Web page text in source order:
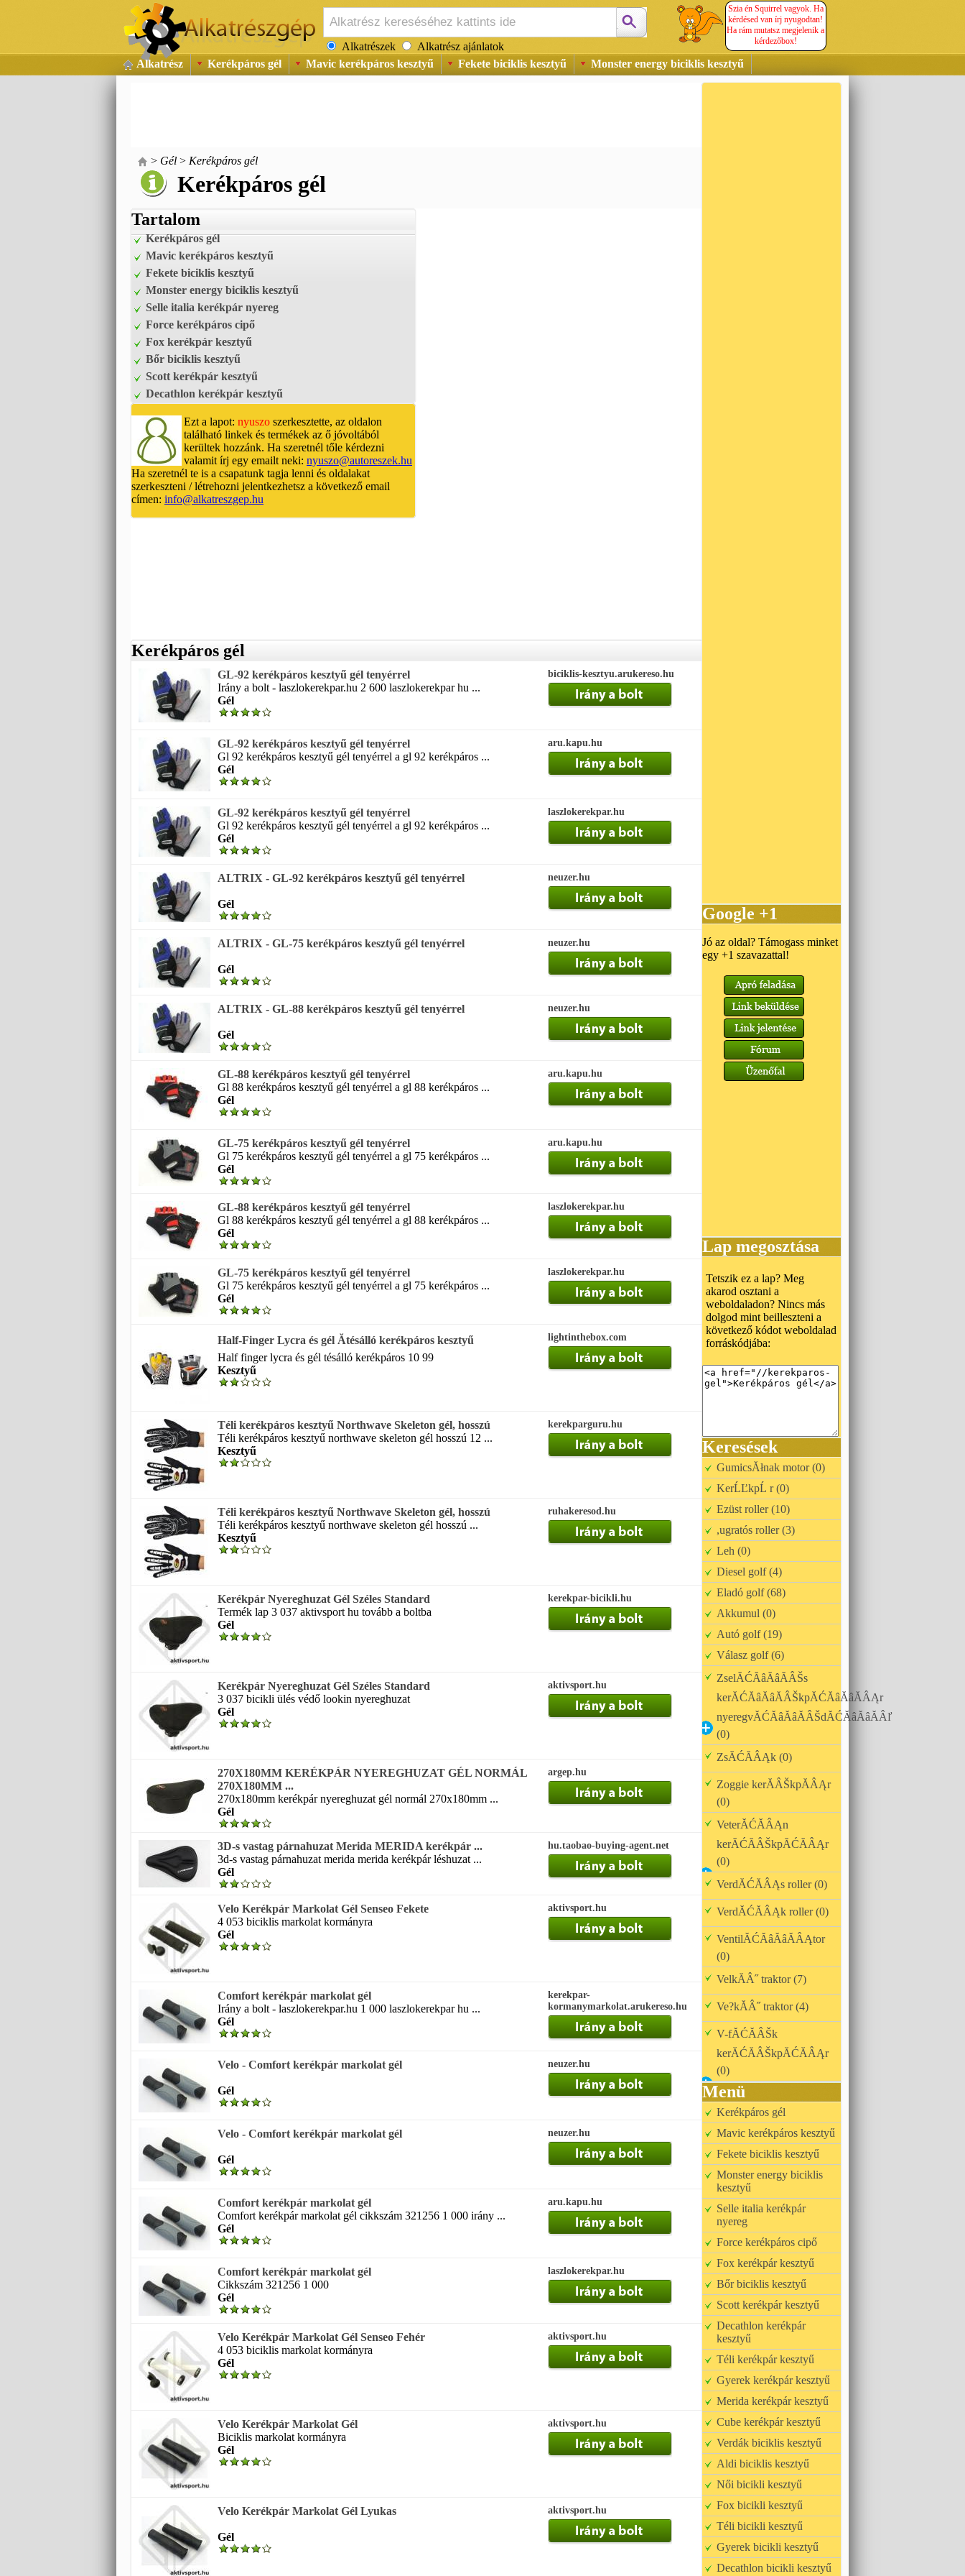
Alkatrészek Alkatrész ajánlatok
Szia én Squirrel vagyok. Ha
kérdésed van írj nyugodtan!
Ha rám mutatsz megjelenik a
kérdezőbox!
Alkatrész Kerékpáros gél Mavic kerékpáros kesztyű Fekete biciklis kesztyű Monster energy biciklis kesztyű
> Gél > Kerékpáros gél
Kerékpáros gél
Tartalom
Kerékpáros gél
Mavic kerékpáros kesztyű
Fekete biciklis kesztyű
Monster energy biciklis kesztyű
Selle italia kerékpár nyereg
Force kerékpáros cipő
Fox kerékpár kesztyű
Bőr biciklis kesztyű
Scott kerékpár kesztyű
Decathlon kerékpár kesztyű
Ezt a lapot: nyuszo szerkesztette, az oldalon
található linkek és termékek az ő jóvoltából
kerültek hozzánk. Ha szeretnél tőle kérdezni
valamit írj egy emailt neki: nyuszo@autoreszek.hu
Ha szeretnél te is a csapatunk tagja lenni és oldalakat
szerkeszteni / létrehozni jelentkezhetsz a következő email
címen: info@alkatreszgep.hu
Kerékpáros gél
GL-92 kerékpáros kesztyű gél tenyérrel
Irány a bolt - laszlokerekpar.hu 2 600 laszlokerekpar hu ...
Gél
biciklis-kesztyu.arukereso.hu
GL-92 kerékpáros kesztyű gél tenyérrel
Gl 92 kerékpáros kesztyű gél tenyérrel a gl 92 kerékpáros ...
Gél
aru.kapu.hu
GL-92 kerékpáros kesztyű gél tenyérrel
Gl 92 kerékpáros kesztyű gél tenyérrel a gl 92 kerékpáros ...
Gél
laszlokerekpar.hu
ALTRIX - GL-92 kerékpáros kesztyű gél tenyérrel
Gél
neuzer.hu
ALTRIX - GL-75 kerékpáros kesztyű gél tenyérrel
Gél
neuzer.hu
ALTRIX - GL-88 kerékpáros kesztyű gél tenyérrel
Gél
neuzer.hu
GL-88 kerékpáros kesztyű gél tenyérrel
Gl 88 kerékpáros kesztyű gél tenyérrel a gl 88 kerékpáros ...
Gél
aru.kapu.hu
GL-75 kerékpáros kesztyű gél tenyérrel
Gl 75 kerékpáros kesztyű gél tenyérrel a gl 75 kerékpáros ...
Gél
aru.kapu.hu
GL-88 kerékpáros kesztyű gél tenyérrel
Gl 88 kerékpáros kesztyű gél tenyérrel a gl 88 kerékpáros ...
Gél
laszlokerekpar.hu
GL-75 kerékpáros kesztyű gél tenyérrel
Gl 75 kerékpáros kesztyű gél tenyérrel a gl 75 kerékpáros ...
Gél
laszlokerekpar.hu
Half-Finger Lycra és gél Ătésálló kerékpáros kesztyű
Half finger lycra és gél tésálló kerékpáros 10 99
Kesztyű
lightinthebox.com
Téli kerékpáros kesztyű Northwave Skeleton gél, hosszú
Téli kerékpáros kesztyű northwave skeleton gél hosszú 12 ...
Kesztyű
kerekparguru.hu
Téli kerékpáros kesztyű Northwave Skeleton gél, hosszú
Téli kerékpáros kesztyű northwave skeleton gél hosszú ...
Kesztyű
ruhakeresod.hu
Kerékpár Nyereghuzat Gél Széles Standard
Termék lap 3 037 aktivsport hu tovább a boltba
Gél
kerekpar-bicikli.hu
Kerékpár Nyereghuzat Gél Széles Standard
3 037 bicikli ülés védő lookin nyereghuzat
Gél
aktivsport.hu
270X180MM KERÉKPÁR NYEREGHUZAT GÉL NORMÁL
270X180MM ...
270x180mm kerékpár nyereghuzat gél normál 270x180mm ...
Gél
argep.hu
3D-s vastag párnahuzat Merida MERIDA kerékpár ...
3d-s vastag párnahuzat merida merida kerékpár léshuzat ...
Gél
hu.taobao-buying-agent.net
Velo Kerékpár Markolat Gél Senseo Fekete
4 053 biciklis markolat kormányra
Gél
aktivsport.hu
Comfort kerékpár markolat gél
Irány a bolt - laszlokerekpar.hu 1 000 laszlokerekpar hu ...
Gél
kerekpar-
kormanymarkolat.arukereso.hu
Velo - Comfort kerékpár markolat gél
Gél
neuzer.hu
Velo - Comfort kerékpár markolat gél
Gél
neuzer.hu
Comfort kerékpár markolat gél
Comfort kerékpár markolat gél cikkszám 321256 1 000 irány ...
Gél
aru.kapu.hu
Comfort kerékpár markolat gél
Cikkszám 321256 1 000
Gél
laszlokerekpar.hu
Velo Kerékpár Markolat Gél Senseo Fehér
4 053 biciklis markolat kormányra
Gél
aktivsport.hu
Velo Kerékpár Markolat Gél
Biciklis markolat kormányra
Gél
aktivsport.hu
Velo Kerékpár Markolat Gél Lyukas
Gél
aktivsport.hu
Google +1
Jó az oldal? Támogass minket
egy +1 szavazattal!
Lap megosztása
Tetszik ez a lap? Meg
akarod osztani a
weboldaladon? Nincs más
dolgod mint beilleszteni a
következő kódot weboldalad
forráskódjába:
Keresések
GumicsĂłnak motor (0)
KerĹĽkpĹ r (0)
Ezüst roller (10)
,ugratós roller (3)
Leh (0)
Diesel golf (4)
Eladó golf (68)
Akkumul (0)
Autó golf (19)
Válasz golf (6)
ZselĂĆĂâĂâĂÂŠs
kerĂĆĂâĂâĂÂŠkpĂĆĂâĂâĂÂĄr
nyeregvĂĆĂâĂâĂÂŠdĂĆĂâĂâĂÂľ
(0)
ZsĂĆĂÂĄk (0)
Zoggie kerĂÂŠkpĂÂĄr
(0)
VeterĂĆĂÂĄn
kerĂĆĂÂŠkpĂĆĂÂĄr
(0)
VerdĂĆĂÂĄs roller (0)
VerdĂĆĂÂĄk roller (0)
VentilĂĆĂâĂâĂÂĄtor
(0)
VelkĂÂ˝ traktor (7)
Ve?kĂÂ˝ traktor (4)
V-fĂĆĂÂŠk
kerĂĆĂÂŠkpĂĆĂÂĄr
(0)
Menü
Kerékpáros gél
Mavic kerékpáros kesztyű
Fekete biciklis kesztyű
Monster energy biciklis
kesztyű
Selle italia kerékpár
nyereg
Force kerékpáros cipő
Fox kerékpár kesztyű
Bőr biciklis kesztyű
Scott kerékpár kesztyű
Decathlon kerékpár
kesztyű
Téli kerékpár kesztyű
Gyerek kerékpár kesztyű
Merida kerékpár kesztyű
Cube kerékpár kesztyű
Verdák biciklis kesztyű
Aldi biciklis kesztyű
Női bicikli kesztyű
Fox bicikli kesztyű
Téli bicikli kesztyű
Gyerek bicikli kesztyű
Decathlon bicikli kesztyű